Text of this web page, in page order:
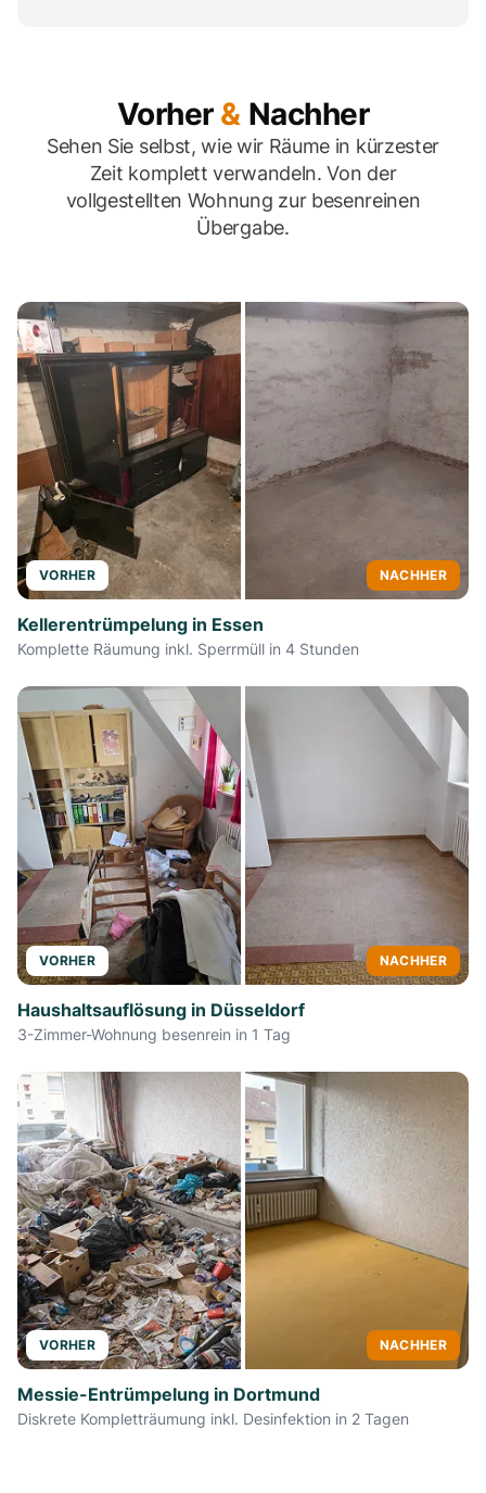
Vorher & Nachher
Sehen Sie selbst, wie wir Räume in kürzester
Zeit komplett verwandeln. Von der
vollgestellten Wohnung zur besenreinen
Übergabe.
VORHER NACHHER
Kellerentrümpelung in Essen
Komplette Räumung inkl. Sperrmüll in 4 Stunden
VORHER NACHHER
Haushaltsauflösung in Düsseldorf
3-Zimmer-Wohnung besenrein in 1 Tag
VORHER NACHHER
Messie-Entrümpelung in Dortmund
Diskrete Kompletträumung inkl. Desinfektion in 2 Tagen